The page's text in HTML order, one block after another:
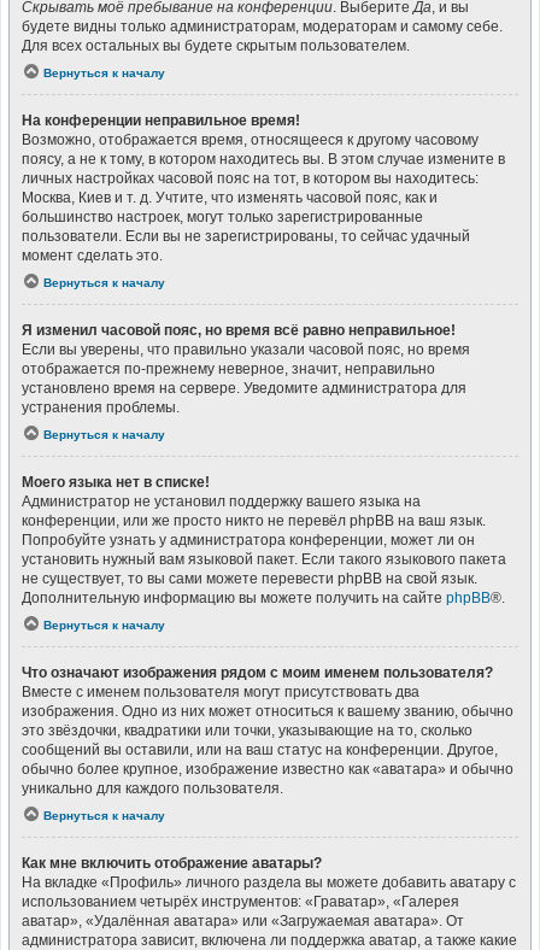
Скрывать моё пребывание на конференции. ВыберитеДа, и вы
будете видны только администраторам, модераторам и самому себе.
Для всех остальных вы будете скрытым пользователем.
Вернуться к началу
На конференции неправильное время!
Возможно, отображается время, относящееся к другому часовому
поясу, а не к тому, в котором находитесь вы. В этом случае измените в
личных настройках часовой пояс на тот, в котором вы находитесь:
Москва, Киев и т. д. Учтите, что изменять часовой пояс, как и
большинство настроек, могут только зарегистрированные
пользователи. Если вы не зарегистрированы, то сейчас удачный
момент сделать это.
Вернуться к началу
Я изменил часовой пояс, но время всё равно неправильное!
Если вы уверены, что правильно указали часовой пояс, но время
отображается по-прежнему неверное, значит, неправильно
установлено время на сервере. Уведомите администратора для
устранения проблемы.
Вернуться к началу
Моего языка нет в списке!
Администратор не установил поддержку вашего языка на
конференции, или же просто никто не перевёл phpBB на ваш язык.
Попробуйте узнать у администратора конференции, может ли он
установить нужный вам языковой пакет. Если такого языкового пакета
не существует, то вы сами можете перевести phpBB на свой язык.
Дополнительную информацию вы можете получить на сайте phpBB®.
Вернуться к началу
Что означают изображения рядом с моим именем пользователя?
Вместе с именем пользователя могут присутствовать два
изображения. Одно из них может относиться к вашему званию, обычно
это звёздочки, квадратики или точки, указывающие на то, сколько
сообщений вы оставили, или на ваш статус на конференции. Другое,
обычно более крупное, изображение известно как «аватара» и обычно
уникально для каждого пользователя.
Вернуться к началу
Как мне включить отображение аватары?
На вкладке «Профиль» личного раздела вы можете добавить аватару с
использованием четырёх инструментов: «Граватар», «Галерея
аватар», «Удалённая аватара» или «Загружаемая аватара». От
администратора зависит, включена ли поддержка аватар, а также какие